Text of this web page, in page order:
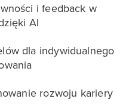
i feedback w
AI
dla indywidualnego
rozwoju kariery